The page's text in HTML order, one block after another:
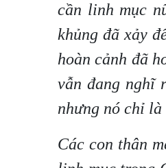
cần linh mục
khủng đã xảy
hoàn cảnh đã
vẫn đang nghĩ
nhưng nó chỉ
Các con thân